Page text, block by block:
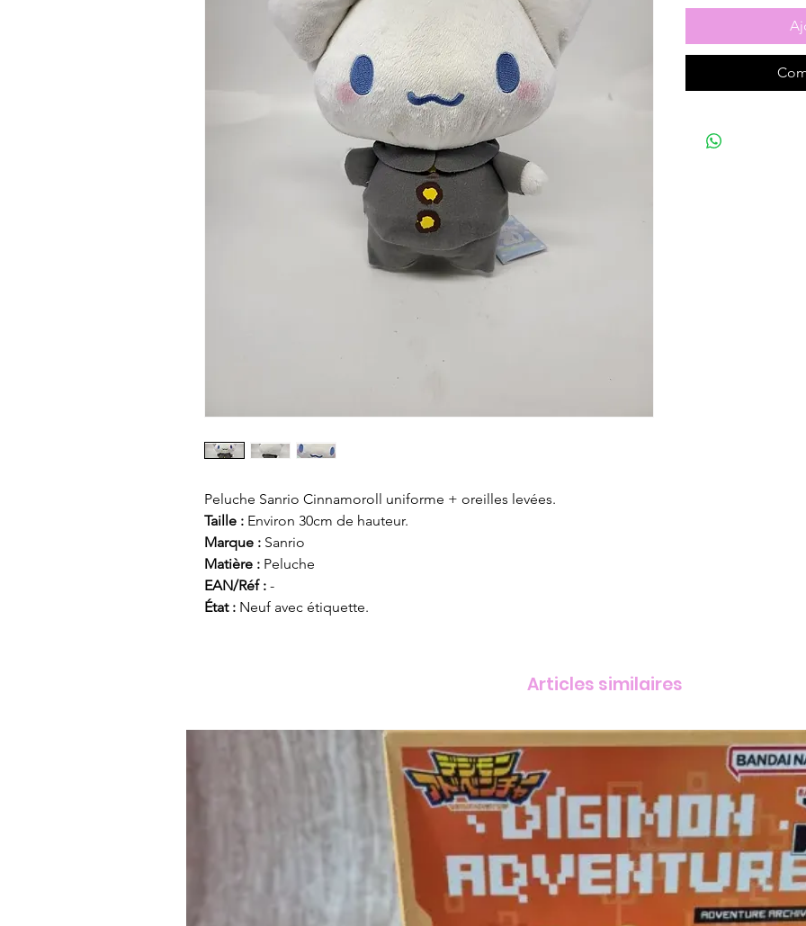
Peluche Sanrio Cinnamoroll uniforme + oreilles levées.
Taille : Environ 30cm de hauteur.
Marque : Sanrio
Matière : Peluche
EAN/Réf : -
État : Neuf avec étiquette.
Articles similaires